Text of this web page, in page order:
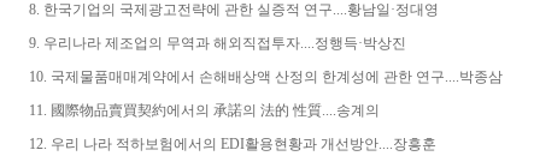
8. 한국기업의 국제광고전략에 관한 실증적 연구....황남일·정대영
9. 우리나라 제조업의 무역과 해외직접투자....정행득·박상진
10. 국제물품매매계약에서 손해배상액 산정의 한계성에 관한 연구....박종삼
11. 國際物品賣買契約에서의 承諾의 法的 性質....송계의
12. 우리 나라 적하보험에서의 EDI활용현황과 개선방안....장흥훈